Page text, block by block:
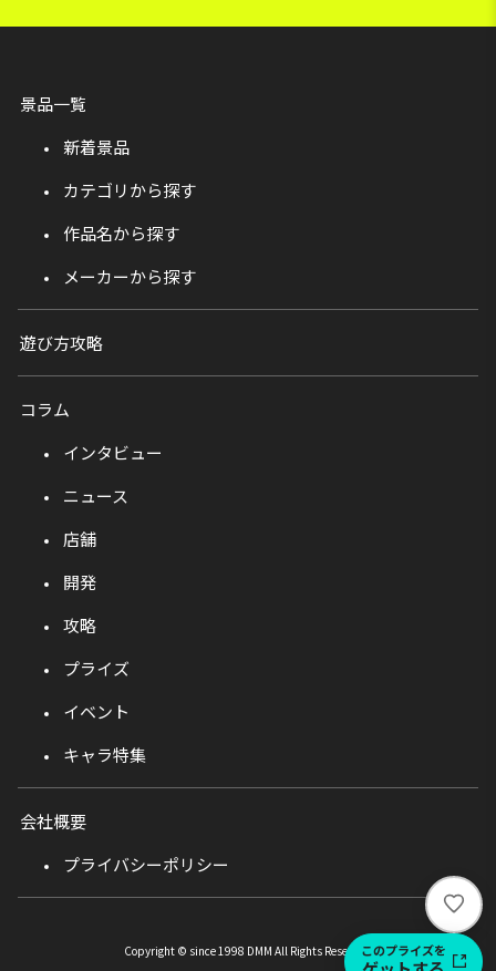
い
い
このプライズを
景品一覧
新着景品
カテゴリから探す
作品名から探す
メーカーから探す
遊び方攻略
コラム
インタビュー
ニュース
店舗
開発
攻略
プライズ
イベント
キャラ特集
会社概要
プライバシーポリシー
Copyright © since 1998 DMM All Rights Reserved.